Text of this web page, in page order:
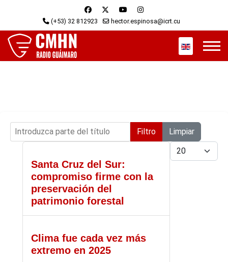
(+53) 32 812923 hector.espinosa@icrt.cu
Seleccione
Introduzca parte del título Filtro
Limpiar
Cantidad
Santa Cruz del Sur:
compromiso firme con la
preservación del
patrimonio forestal
Clima fue cada vez más
extremo en 2025